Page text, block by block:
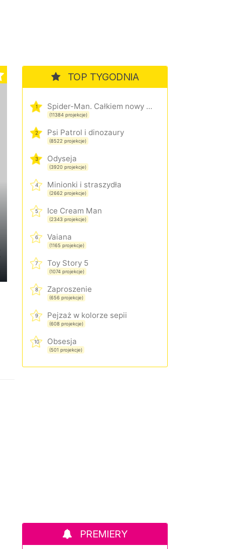
TOP TYGODNIA
1 Spider-Man. Całkiem nowy dzień
(11384 projekcje)
2 Psi Patrol i dinozaury
(8522 projekcje)
3 Odyseja
(3920 projekcje)
4 Minionki i straszydła
(2662 projekcje)
5 Ice Cream Man
(2343 projekcje)
6 Vaiana
(1165 projekcje)
7 Toy Story 5
(1074 projekcje)
8 Zaproszenie
(656 projekcje)
9 Pejzaż w kolorze sepii
(608 projekcje)
10 Obsesja
(501 projekcje)
PREMIERY